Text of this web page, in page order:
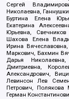
Сергей
Николаевна,
Буртина Елена
Екатерина
Юрьевна,
Шахова Елена
Ирина
Маркович, Бахмин
Дарья
Дмитриевна,
Александрович,
Левинсон Лев
Петрович, Полякова
Герман